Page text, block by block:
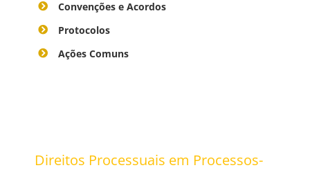
Convenções e Acordos
Protocolos
Ações Comuns
Direitos Processuais em Processos-